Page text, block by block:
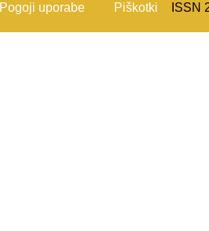
Pogoji uporabe Piškotki ISSN